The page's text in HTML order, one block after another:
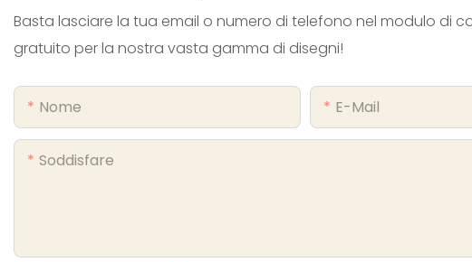
Basta lasciare la tua email o numero di telefono nel modulo di
gratuito per la nostra vasta gamma di disegni!
Nome E-Mail
Soddisfare